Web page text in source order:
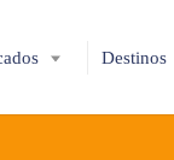
Destinos